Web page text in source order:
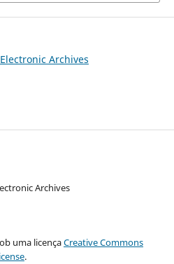
Archives
Archives
uma licençaCreative Commons
.